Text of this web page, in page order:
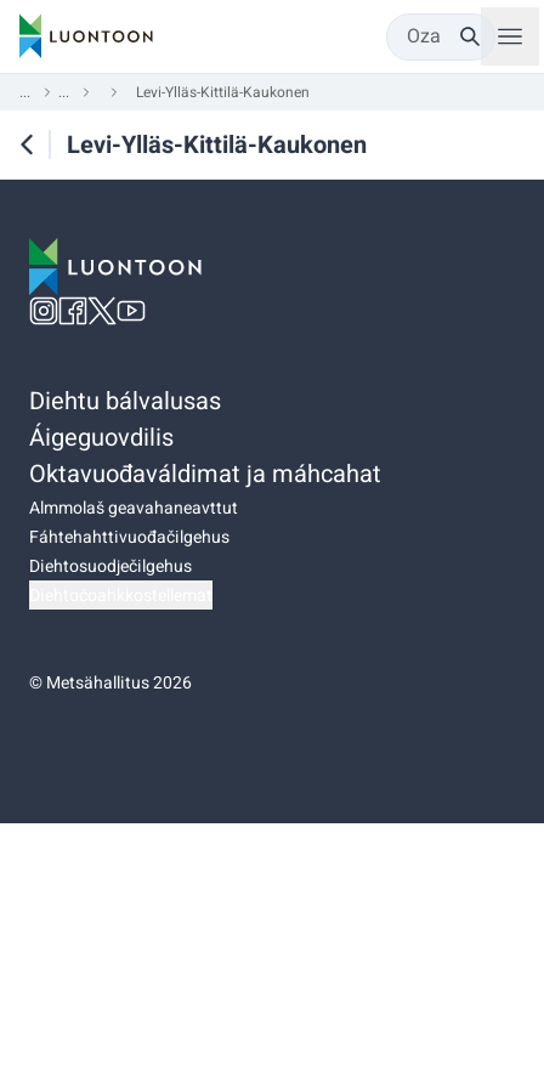
Oza
... ... Levi-Ylläs-Kittilä-Kaukonen
Levi-Ylläs-Kittilä-Kaukonen
Diehtu bálvalusas
Áigeguovdilis
Oktavuođaváldimat ja máhcahat
Almmolaš geavahaneavttut
Fáhtehahttivuođačilgehus
Diehtosuodječilgehus
©Metsähallitus 2026